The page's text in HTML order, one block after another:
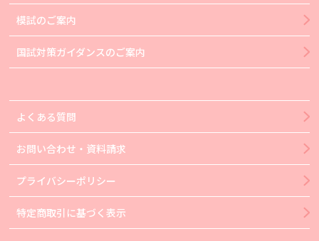
模試のご案内
国試対策ガイダンスのご案内
よくある質問
お問い合わせ・資料請求
プライバシーポリシー
特定商取引に基づく表示